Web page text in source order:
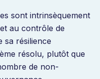
sont intrinsèquement
au contrôle de
sa résilience
résolu, plutôt que
de non-